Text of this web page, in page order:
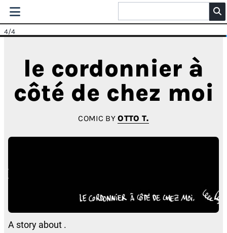
4/4
le cordonnier à
côté de chez moi
COMIC BYOTTO T.
A story about .